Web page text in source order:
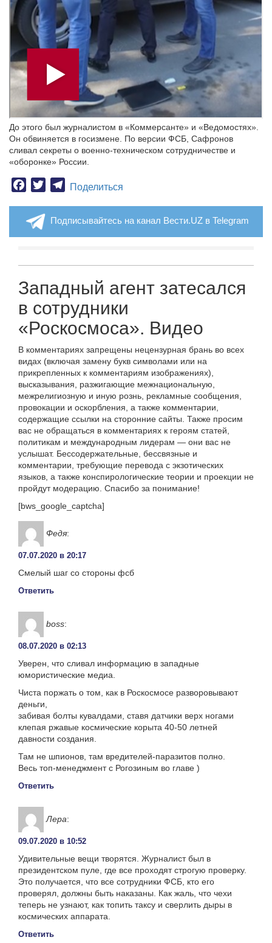
До этого был журналистом в «Коммерсанте» и «Ведомостях».
Он обвиняется в госизмене. По версии ФСБ, Сафронов
сливал секреты о военно-техническом сотрудничестве и
«оборонке» России.
Facebook
TwitterTelegram
Поделиться
Подписывайтесь на канал Вести.UZ в Telegram
Западный агент затесался
в сотрудники
«Роскосмоса». Видео
В комментариях запрещены нецензурная брань во всех
видах (включая замену букв символами или на
прикрепленных к комментариям изображениях),
высказывания, разжигающие межнациональную,
межрелигиозную и иную рознь, рекламные сообщения,
провокации и оскорбления, а также комментарии,
содержащие ссылки на сторонние сайты. Также просим
вас не обращаться в комментариях к героям статей,
политикам и международным лидерам — они вас не
услышат. Бессодержательные, бессвязные и
комментарии, требующие перевода с экзотических
языков, а также конспирологические теории и проекции не
пройдут модерацию. Спасибо за понимание!
[bws_google_captcha]
Федя:
07.07.2020 в 20:17
Смелый шаг со стороны фсб
Ответить
boss:
08.07.2020 в 02:13
Уверен, что сливал информацию в западные
юмористические медиа.
Чиста поржать о том, как в Роскосмосе разворовывают
деньги,
забивая болты кувалдами, ставя датчики верх ногами
клепая ржавые космические корыта 40-50 летней
давности создания.
Там не шпионов, там вредителей-паразитов полно.
Весь топ-менеджмент с Рогозиным во главе )
Ответить
Лера:
09.07.2020 в 10:52
Удивительные вещи творятся. Журналист был в
президентском пуле, где все проходят строгую проверку.
Это получается, что все сотрудники ФСБ, кто его
проверял, должны быть наказаны. Как жаль, что чехи
теперь не узнают, как топить таксу и сверлить дыры в
космических аппарата.
Ответить